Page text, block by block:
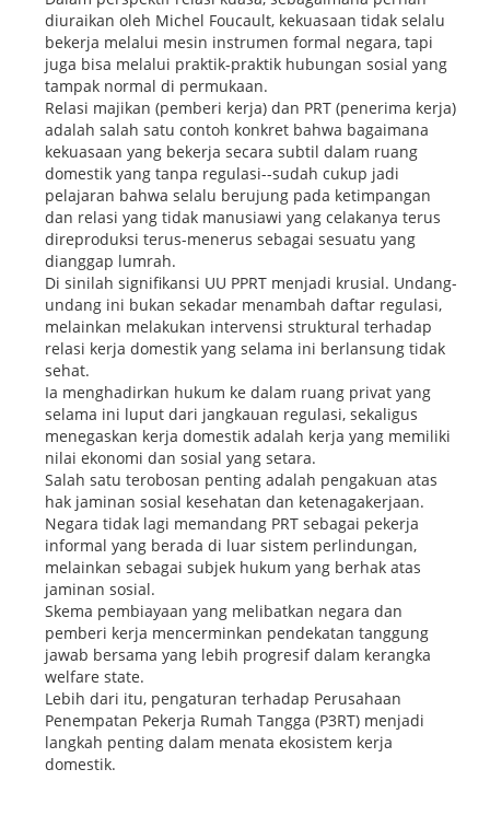
diuraikan oleh Michel Foucault, kekuasaan tidak selalu
bekerja melalui mesin instrumen formal negara, tapi
juga bisa melalui praktik-praktik hubungan sosial yang
tampak normal di permukaan.
Relasi majikan (pemberi kerja) dan PRT (penerima kerja)
adalah salah satu contoh konkret bahwa bagaimana
kekuasaan yang bekerja secara subtil dalam ruang
domestik yang tanpa regulasi--sudah cukup jadi
pelajaran bahwa selalu berujung pada ketimpangan
dan relasi yang tidak manusiawi yang celakanya terus
direproduksi terus-menerus sebagai sesuatu yang
dianggap lumrah.
Di sinilah signifikansi UU PPRT menjadi krusial. Undang-
undang ini bukan sekadar menambah daftar regulasi,
melainkan melakukan intervensi struktural terhadap
relasi kerja domestik yang selama ini berlansung tidak
sehat.
Ia menghadirkan hukum ke dalam ruang privat yang
selama ini luput dari jangkauan regulasi, sekaligus
menegaskan kerja domestik adalah kerja yang memiliki
nilai ekonomi dan sosial yang setara.
Salah satu terobosan penting adalah pengakuan atas
hak jaminan sosial kesehatan dan ketenagakerjaan.
Negara tidak lagi memandang PRT sebagai pekerja
informal yang berada di luar sistem perlindungan,
melainkan sebagai subjek hukum yang berhak atas
jaminan sosial.
Skema pembiayaan yang melibatkan negara dan
pemberi kerja mencerminkan pendekatan tanggung
jawab bersama yang lebih progresif dalam kerangka
welfare state.
Lebih dari itu, pengaturan terhadap Perusahaan
Penempatan Pekerja Rumah Tangga (P3RT) menjadi
langkah penting dalam menata ekosistem kerja
domestik.